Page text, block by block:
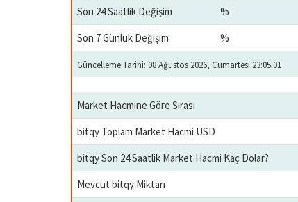
Son 24 Saatlik Değişim
%
Son 7 Günlük Değişim
%
Güncelleme Tarihi: 08 Ağustos 2026, Cumartesi 23:05:01
Market Hacmine Göre Sırası
bitqy Toplam Market Hacmi USD
bitqy Son 24 Saatlik Market Hacmi Kaç Dolar?
Mevcut bitqy Miktarı